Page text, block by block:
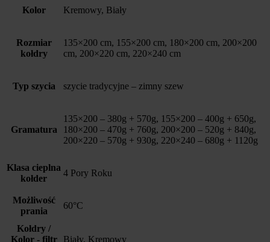
Kolor Kremowy, Biały
Rozmiar
kołdry
135×200 cm, 155×200 cm, 180×200 cm, 200×200
cm, 200×220 cm, 220×240 cm
Typ szycia szycie tradycyjne – zimny szew
Gramatura
135×200 – 380g + 570g, 155×200 – 400g + 650g,
180×200 – 470g + 760g, 200×200 – 520g + 840g,
200×220 – 570g + 930g, 220×240 – 680g + 1120g
Klasa cieplna
kołder
4 Pory Roku
Możliwość
prania
60°C
Kołdry /
Kolor - filtr
Biały, Kremowy